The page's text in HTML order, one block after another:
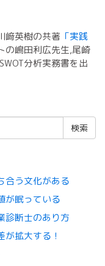
﨑英樹の共著 「実践
の嶋田利広先生,尾崎
分析実務書を出
合う文化がある
が眠っている
診断士のあり方
拡大する！